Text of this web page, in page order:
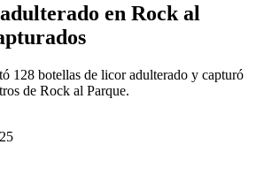
en Rock al
128 botellas de licor adulterado y capturó
de Rock al Parque.